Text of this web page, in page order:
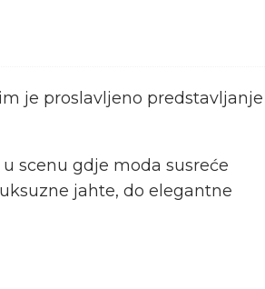
je proslavljeno predstavljanje
scenu gdje moda susreće
jahte, do elegantne